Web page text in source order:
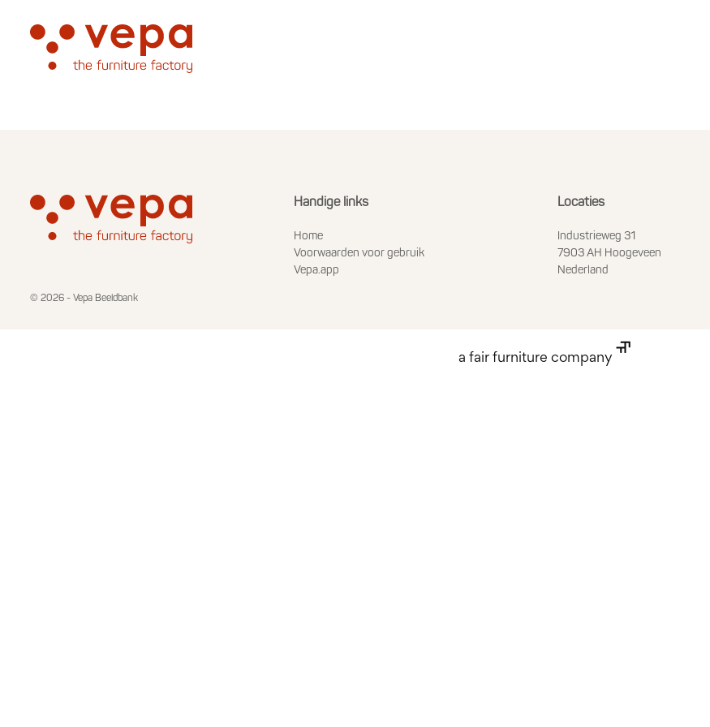
Handige links
Home
Voorwaarden voor gebruik
Vepa.app
Locaties
Industrieweg 31
7903 AH Hoogeveen
Nederland
© 2026 - Vepa Beeldbank
a fair furniture company